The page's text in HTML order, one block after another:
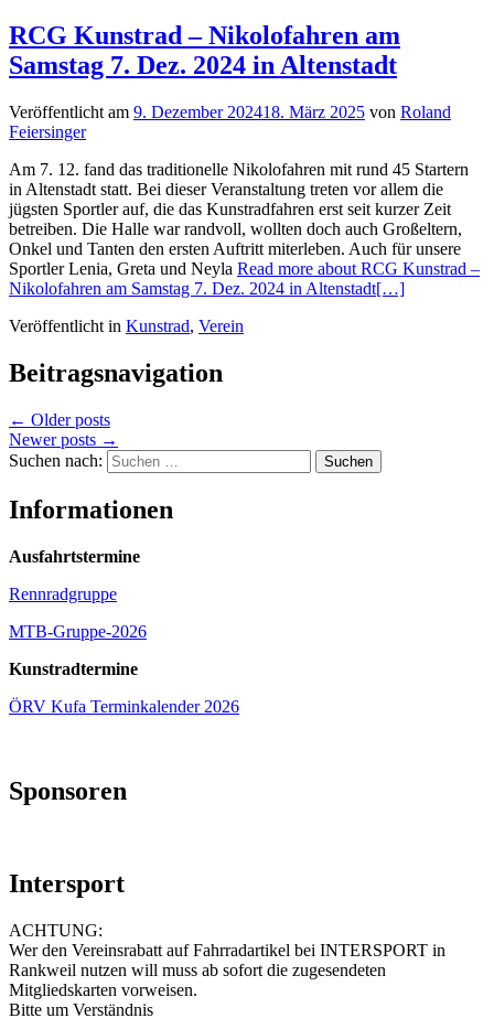
RCG Kunstrad – Nikolofahren am
Samstag 7. Dez. 2024 in Altenstadt
Veröffentlicht am 9. Dezember 202418. März 2025 von Roland
Feiersinger
Am 7. 12. fand das traditionelle Nikolofahren mit rund 45 Startern
in Altenstadt statt. Bei dieser Veranstaltung treten vor allem die
jügsten Sportler auf, die das Kunstradfahren erst seit kurzer Zeit
betreiben. Die Halle war randvoll, wollten doch auch Großeltern,
Onkel und Tanten den ersten Auftritt miterleben. Auch für unsere
Sportler Lenia, Greta und Neyla Read more about RCG Kunstrad –
Nikolofahren am Samstag 7. Dez. 2024 in Altenstadt[…]
Veröffentlicht in Kunstrad, Verein
Beitragsnavigation
← Older posts
Newer posts →
Suchen nach:
Informationen
Ausfahrtstermine
Rennradgruppe
MTB-Gruppe-2026
Kunstradtermine
ÖRV Kufa Terminkalender 2026
Sponsoren
Intersport
ACHTUNG:
Wer den Vereinsrabatt auf Fahrradartikel bei INTERSPORT in
Rankweil nutzen will muss ab sofort die zugesendeten
Mitgliedskarten vorweisen.
Bitte um Verständnis